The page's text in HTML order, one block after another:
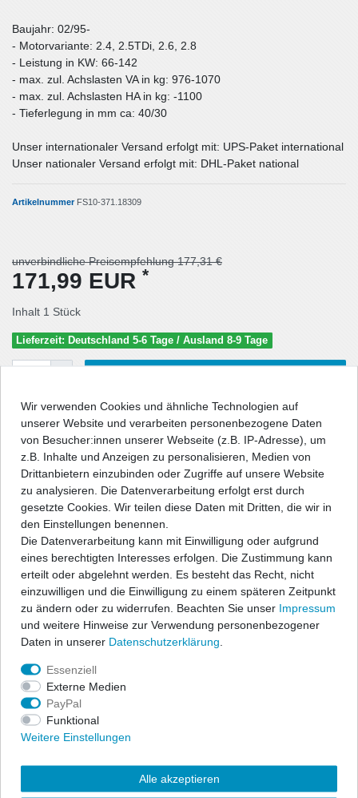
Baujahr: 02/95-
- Motorvariante: 2.4, 2.5TDi, 2.6, 2.8
- Leistung in KW: 66-142
- max. zul. Achslasten VA in kg: 976-1070
- max. zul. Achslasten HA in kg: -1100
- Tieferlegung in mm ca: 40/30
Unser internationaler Versand erfolgt mit: UPS-Paket international
Unser nationaler Versand erfolgt mit: DHL-Paket national
Artikelnummer FS10-371.18309
unverbindliche Preisempfehlung 177,31 €
171,99 EUR *
Inhalt 1 Stück
Lieferzeit: Deutschland 5-6 Tage / Ausland 8-9 Tage
Wunschliste
* inkl. ges. MwSt. zzgl.Versandkosten
Beschreibung
Technische Daten
Zur optischen Reduzierung der Fahrzeughöhe bietet ap eine
preiswerte, aber dennoch hochwertige Option für mehr Agilität
und Fahrspaß.
Seriendämpfer verwendet werden.
Bei größerer Tieferlegung oder Keilform werden gekürzte
Wir verwenden Cookies und ähnliche Technologien auf
unserer Website und verarbeiten personenbezogene Daten
von Besucher:innen unserer Webseite (z.B. IP-Adresse), um
z.B. Inhalte und Anzeigen zu personalisieren, Medien von
Drittanbietern einzubinden oder Zugriffe auf unsere Website
zu analysieren. Die Datenverarbeitung erfolgt erst durch
gesetzte Cookies. Wir teilen diese Daten mit Dritten, die wir in
den Einstellungen benennen.
Die Datenverarbeitung kann mit Einwilligung oder aufgrund
eines berechtigten Interesses erfolgen. Die Zustimmung kann
erteilt oder abgelehnt werden. Es besteht das Recht, nicht
einzuwilligen und die Einwilligung zu einem späteren Zeitpunkt
zu ändern oder zu widerrufen. Beachten Sie unser Impressum
und weitere Hinweise zur Verwendung personenbezogener
Daten in unserer Daten­schutz­erklärung
Essenziell
Externe Medien
PayPal
Funktional
Weitere Einstellungen
Alle akzeptieren